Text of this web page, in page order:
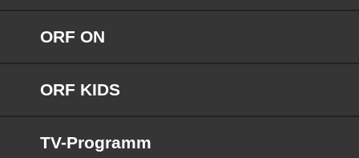
ORF ON
ORF KIDS
TV-Programm